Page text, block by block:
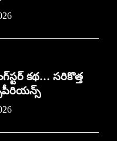
కథ… సరికొత్త